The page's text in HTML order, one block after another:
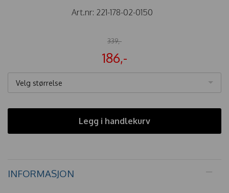
Art.nr: 221-178-02-0150
339,-
186,-
Velg størrelse
Legg i handlekurv
INFORMASJON